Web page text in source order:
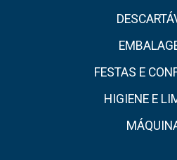
FESTAS E
HIGIENE E